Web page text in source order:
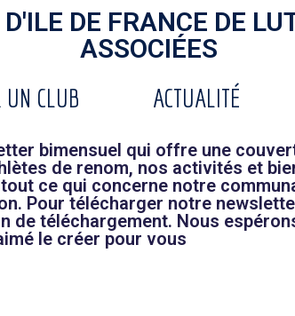
DE FRANCE DE
ASSOCIÉES
UN CLUB ACTUALITÉ
bimensuel qui offre une
de renom, nos activités et
ce qui concerne notre
Pour télécharger notre
de téléchargement. Nous
le créer pour vous